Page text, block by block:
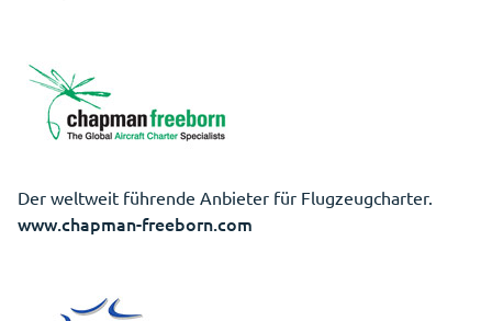
Der weltweit führende Anbieter für Flugzeugcharter.
www.chapman-freeborn.com